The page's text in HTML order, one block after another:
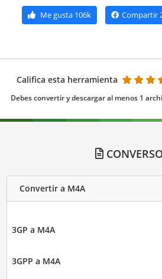
Me gusta106k Compartir
Califica esta herramienta
Debes convertir y descargar al menos 1
Convertir a M4A
3GP a M4A
3GPP a M4A